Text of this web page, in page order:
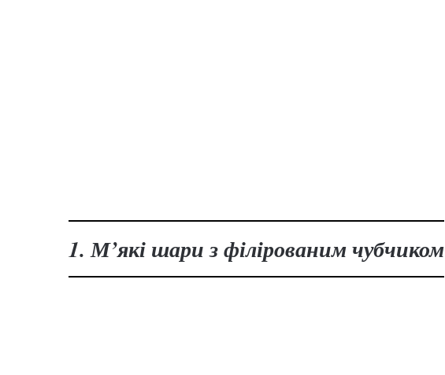
1. М’які шари з філірованим чубчиком